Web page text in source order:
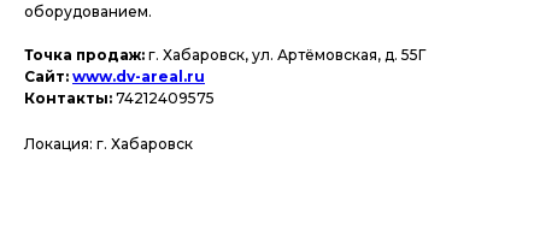
оборудованием.
Точка продаж: г. Хабаровск, ул. Артёмовская, д. 55Г
Сайт: www.dv-areal.ru
Контакты: 74212409575
Локация: г. Хабаровск